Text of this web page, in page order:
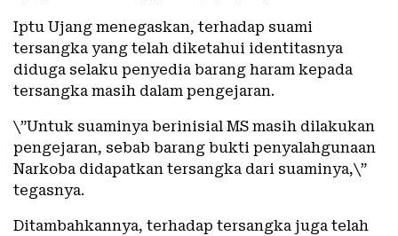
Iptu Ujang menegaskan, terhadap suami
tersangka yang telah diketahui identitasnya
diduga selaku penyedia barang haram kepada
tersangka masih dalam pengejaran.
\”Untuk suaminya berinisial MS masih dilakukan
pengejaran, sebab barang bukti penyalahgunaan
Narkoba didapatkan tersangka dari suaminya,\”
tegasnya.
Ditambahkannya, terhadap tersangka juga telah